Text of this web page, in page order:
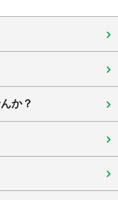
か？